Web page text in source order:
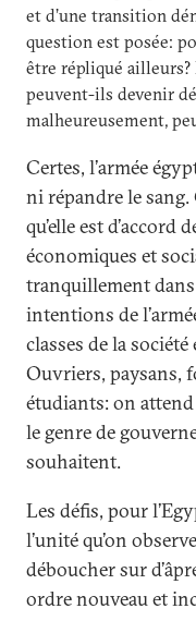
et d’une transition
question est posée:
être répliqué ailleurs?
peuvent-ils devenir
malheureusement,
Certes, l’armée
ni répandre le
qu’elle est d’accord
économiques et
tranquillement dans
intentions de
classes de la
Ouvriers, paysans,
étudiants: on attend
le genre de
souhaitent.
Les défis, pour
l’unité qu’on
déboucher sur
ordre nouveau et